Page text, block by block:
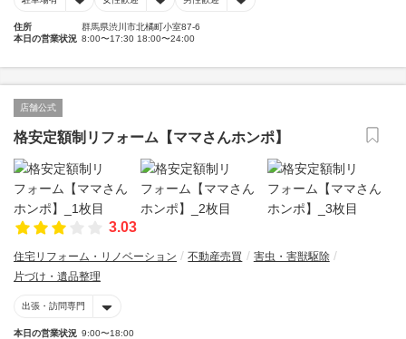
住所
群馬県渋川市北橘町小室87-6
本日の営業状況 8:00〜17:30 18:00〜24:00
店舗公式
格安定額制リフォーム【ママさんホンポ】
3.03
住宅リフォーム・リノベーション 不動産売買
害虫・害獣駆除
片づけ・遺品整理
出張・訪問専門
本日の営業状況 9:00〜18:00